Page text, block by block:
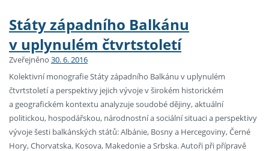
Státy západního Balkánu
v uplynulém čtvrtstoletí
Zveřejněno 30. 6. 2016
Kolektivní monografie Státy západního Balkánu v uplynulém
čtvrtstoletí a perspektivy jejich vývoje v širokém historickém
a geografickém kontextu analyzuje soudobé dějiny, aktuální
politickou, hospodářskou, národnostní a sociální situaci a perspektivy
vývoje šesti balkánských států: Albánie, Bosny a Hercegoviny, Černé
Hory, Chorvatska, Kosova, Makedonie a Srbska. Autoři při přípravě